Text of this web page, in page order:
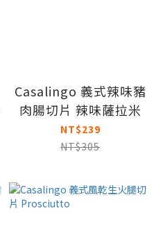
Casalingo 義式辣味豬
肉腸切片 辣味薩拉米
NT$239
NT$305